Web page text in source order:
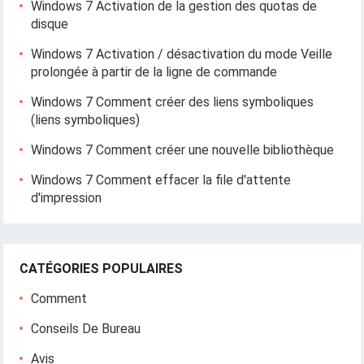
Windows 7 Activation de la gestion des quotas de
disque
Windows 7 Activation / désactivation du mode Veille
prolongée à partir de la ligne de commande
Windows 7 Comment créer des liens symboliques
(liens symboliques)
Windows 7 Comment créer une nouvelle bibliothèque
Windows 7 Comment effacer la file d'attente
d'impression
CATÉGORIES POPULAIRES
Comment
Conseils De Bureau
Avis